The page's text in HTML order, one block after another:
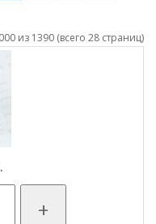
из 1390 (всего 28 страниц)
+